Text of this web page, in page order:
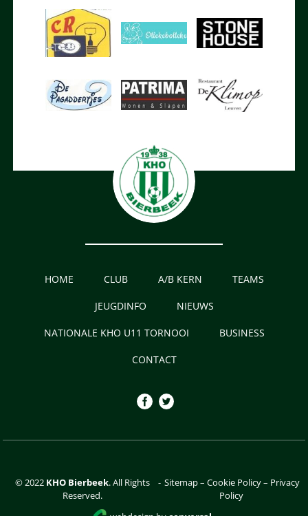
HOME CLUB A/B KERN TEAMS
JEUGDINFO NIEUWS
NATIONALE KHO U11 TORNOOI BUSINESS
CONTACT
© 2022 KHO Bierbeek. All Rights
Reserved.
- Sitemap–Cookie Policy– Privacy
Policy